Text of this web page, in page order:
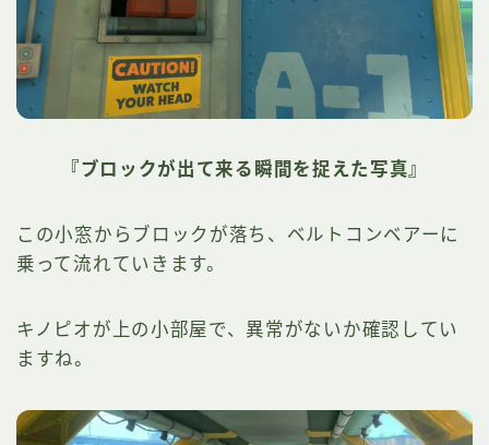
『ブロックが出て来る瞬間を捉えた写真』
この小窓からブロックが落ち、ベルトコンベアーに
乗って流れていきます。
キノピオが上の小部屋で、異常がないか確認してい
ますね。